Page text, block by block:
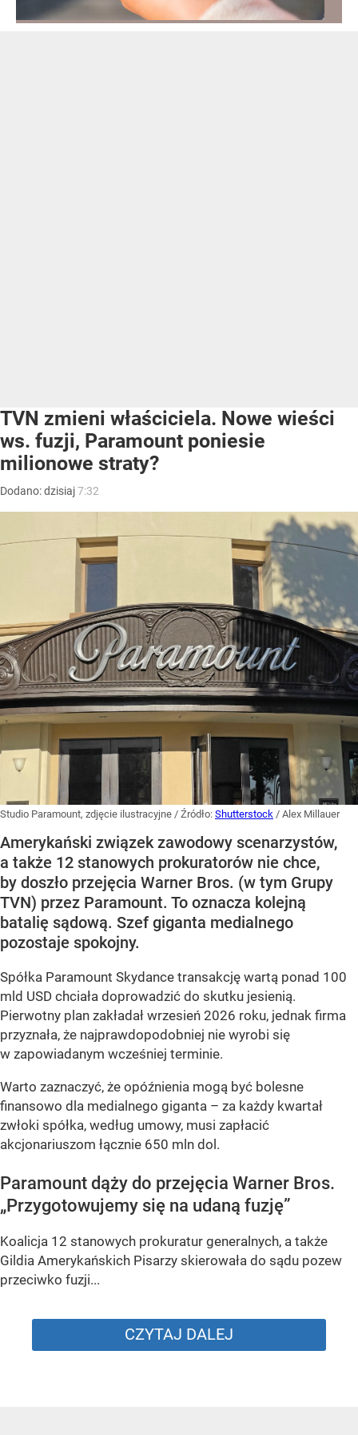
TVN zmieni właściciela. Nowe wieści
ws. fuzji, Paramount poniesie
milionowe straty?
Dodano:dzisiaj7:32
Studio Paramount, zdjęcie ilustracyjne / Źródło: Shutterstock / Alex Millauer
Amerykański związek zawodowy scenarzystów,
a także 12 stanowych prokuratorów nie chce,
by doszło przejęcia Warner Bros. (w tym Grupy
TVN) przez Paramount. To oznacza kolejną
batalię sądową. Szef giganta medialnego
pozostaje spokojny.
Spółka Paramount Skydance transakcję wartą ponad 100
mld USD chciała doprowadzić do skutku jesienią.
Pierwotny plan zakładał wrzesień 2026 roku, jednak firma
przyznała, że najprawdopodobniej nie wyrobi się
w zapowiadanym wcześniej terminie.
Warto zaznaczyć, że opóźnienia mogą być bolesne
finansowo dla medialnego giganta – za każdy kwartał
zwłoki spółka, według umowy, musi zapłacić
akcjonariuszom łącznie 650 mln dol.
Paramount dąży do przejęcia Warner Bros.
„Przygotowujemy się na udaną fuzję”
Koalicja 12 stanowych prokuratur generalnych, a także
Gildia Amerykańskich Pisarzy skierowała do sądu pozew
przeciwko fuzji...
CZYTAJ DALEJ